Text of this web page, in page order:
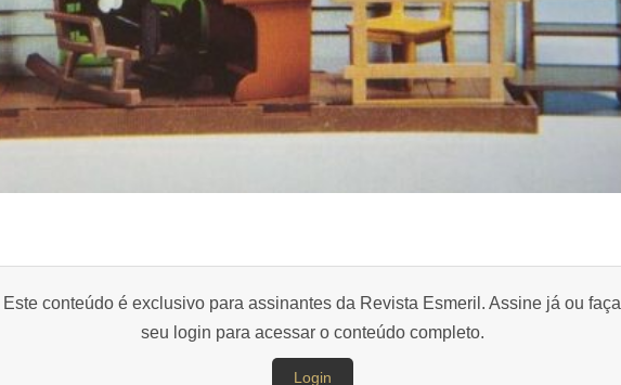
Este conteúdo é exclusivo para assinantes da Revista Esmeril. Assine já ou faça
seu login para acessar o conteúdo completo.
Login